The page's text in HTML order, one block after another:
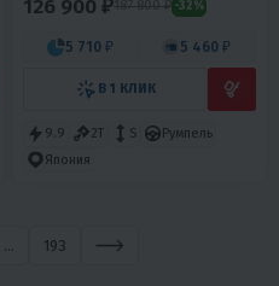
126 900 ₽187 800 ₽ -32%
5 710 ₽ 5 460 ₽
В 1 КЛИК
9.9 2T S
Румпель
Япония
... 193